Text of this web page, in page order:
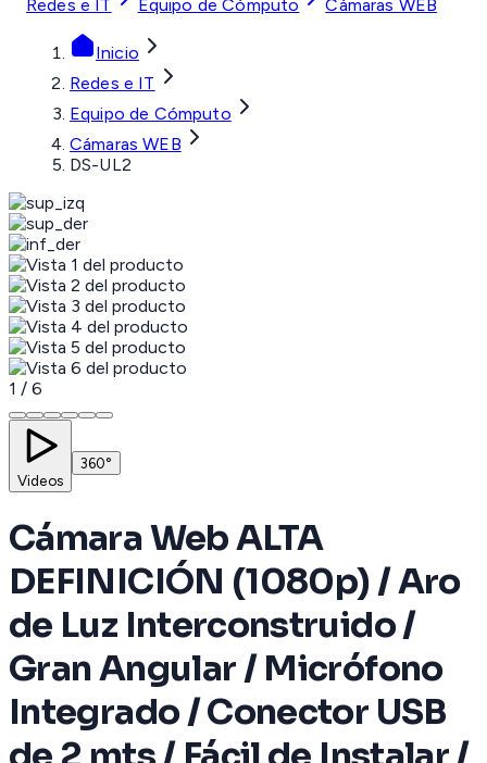
Redes e IT Equipo de Cómputo Cámaras WEB
Inicio
Redes e IT
Equipo de Cómputo
Cámaras WEB
DS-UL2
1 / 6
Videos
360°
Cámara Web ALTA
DEFINICIÓN (1080p) / Aro
de Luz Interconstruido /
Gran Angular / Micrófono
Integrado / Conector USB